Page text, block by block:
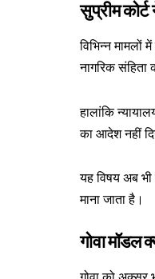
सुप्रीम
विभिन्न मामलों
नागरिक संहिता
हालांकि
का आदेश नहीं
यह विषय अब भी
माना जाता है।
गोवा मॉडल